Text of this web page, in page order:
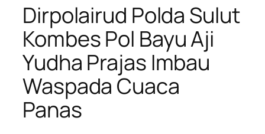
Dirpolairud Polda Sulut
Kombes Pol Bayu Aji
Yudha Prajas Imbau
Waspada Cuaca
Panas